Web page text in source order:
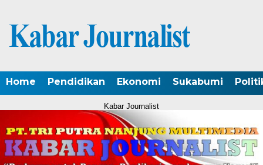
Home Pendidikan Ekonomi Sukabumi
Kabar Journalist